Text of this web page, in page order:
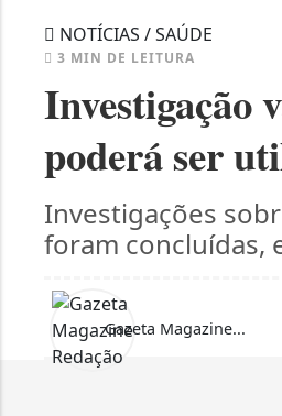
NOTÍCIAS / SAÚDE
3 MIN DE LEITURA
Investigação
poderá ser
Investigações
foram concluídas,
Gazeta Magazine...